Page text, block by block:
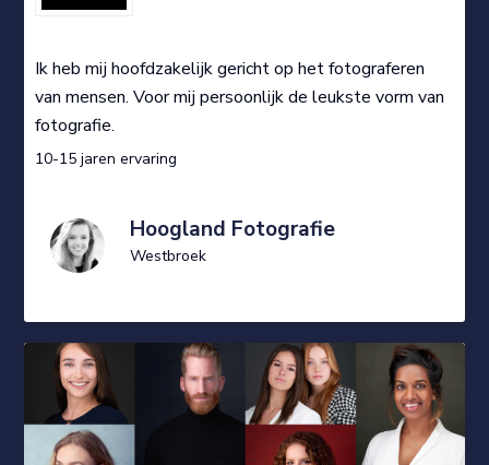
Ik heb mij hoofdzakelijk gericht op het fotograferen
van mensen. Voor mij persoonlijk de leukste vorm van
fotografie.
10-15 jaren ervaring
Hoogland Fotografie
Westbroek